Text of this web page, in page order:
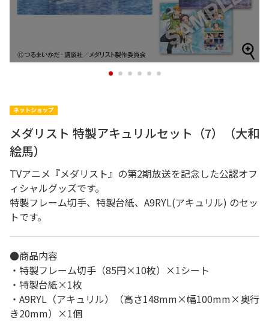
1 2 3 4 5 6
メダリスト 特製アキュリルセット（7）（大和
絵馬）
TVアニメ『メダリスト』の第2期放送を記念した公認オフ
ィシャルグッズです。
特製フレーム切手、特製台紙、A9RYL(アキュリル) のセッ
トです。
●商品内容
・特製フレーム切手（85円×10枚）×1シート
・特製台紙×1枚
・A9RYL（アキュリル）（高さ148mm×幅100mm×奥行
き20mm）×1個